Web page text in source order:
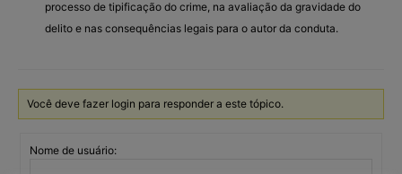
processo de tipificação do crime, na avaliação da gravidade do
delito e nas consequências legais para o autor da conduta.
Você deve fazer login para responder a este tópico.
Nome de usuário: